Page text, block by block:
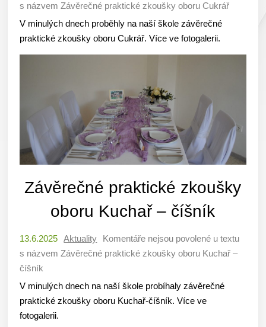
s názvem Závěrečné praktické zkoušky oboru Cukrář
V minulých dnech proběhly na naší škole závěrečné
praktické zkoušky oboru Cukrář. Více ve fotogalerii.
Závěrečné praktické zkoušky
oboru Kuchař – číšník
13.6.2025 Aktuality Komentáře nejsou povolené u textu
s názvem Závěrečné praktické zkoušky oboru Kuchař –
číšník
V minulých dnech na naší škole probíhaly závěrečné
praktické zkoušky oboru Kuchař-číšník. Více ve
fotogalerii.